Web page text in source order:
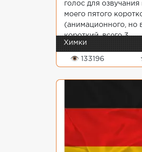
голос для
моего пятого
(анимационного, но
короткий, всего 3 ...
Химки
👁 133196